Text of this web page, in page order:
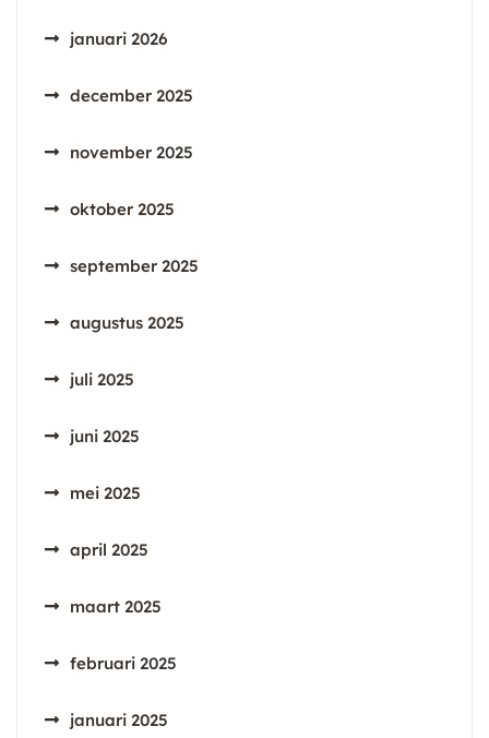
januari 2026
december 2025
november 2025
oktober 2025
september 2025
augustus 2025
juli 2025
juni 2025
mei 2025
april 2025
maart 2025
februari 2025
januari 2025